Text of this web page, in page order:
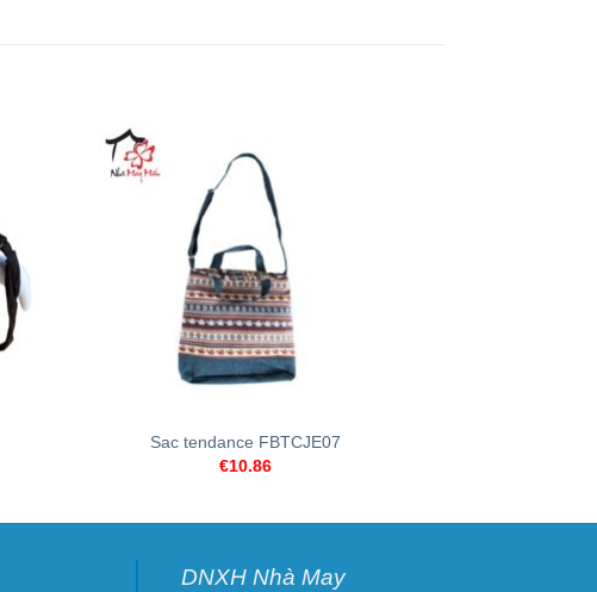
Sac tendance FBTCJE07
€10.86
DNXH Nhà May